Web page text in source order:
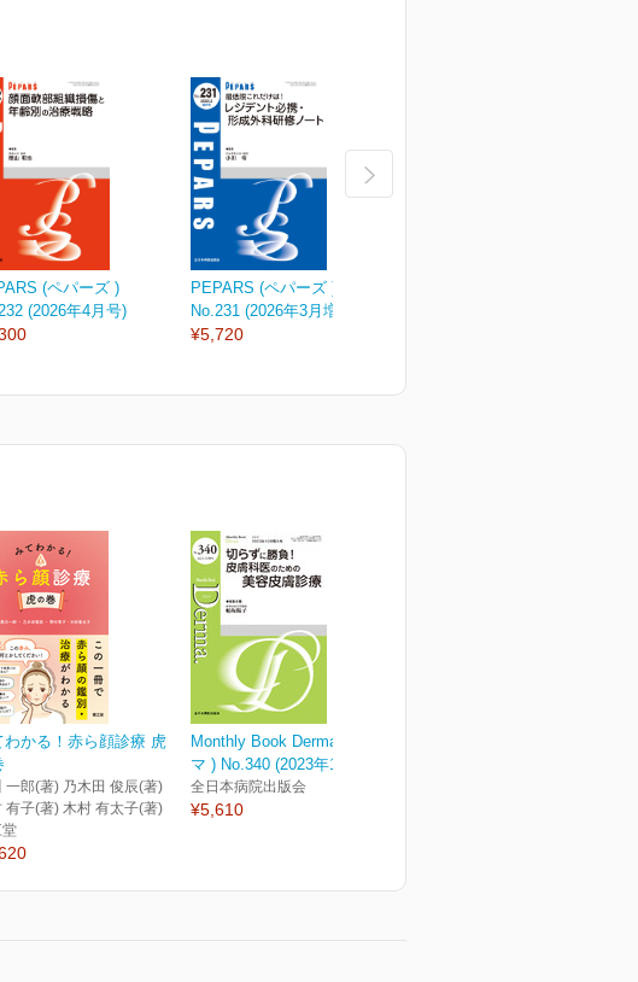
(ペパーズ )
(2026年4月号)
PEPARS (ペパーズ )
No.231 (2026年3月増大号)
¥5,720
わかる！赤ら顔診療 虎
一郎(著) 乃木田 俊辰(著)
有子(著) 木村 有太子(著)
Monthly Book Derma. (デル
マ ) No.340 (2023年10月...
全日本病院出版会
¥5,610